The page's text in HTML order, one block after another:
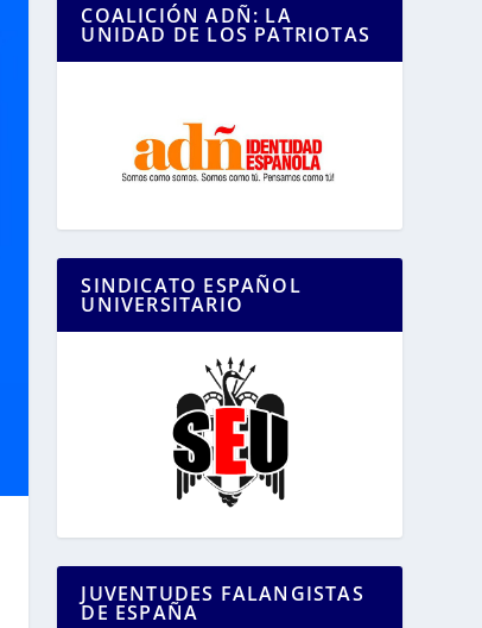
COALICIÓN ADÑ: LA
UNIDAD DE LOS PATRIOTAS
SINDICATO ESPAÑOL
UNIVERSITARIO
JUVENTUDES FALANGISTAS
DE ESPAÑA